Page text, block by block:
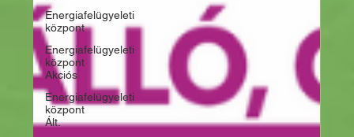
Energiafelügyeleti
központ
Energiafelügyeleti
központ
Akciós
Energiafelügyeleti
központ
Ált.